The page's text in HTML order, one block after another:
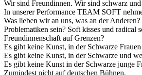
Wir sind Freundinnen. Wir sind schwarz
In unserer Performance TEAM SOFT
Was lieben wir an uns, was an der
Problematiken sein? Soft kisses und
Freundinnenschaft auf Grenzen?
Es gibt keine Kunst, in der Schwarze
Es gibt keine Kunst, in der Schwarze und
Es gibt keine Kunst in der Schwarze junge
Zumindest nicht auf deutschen Bühnen.